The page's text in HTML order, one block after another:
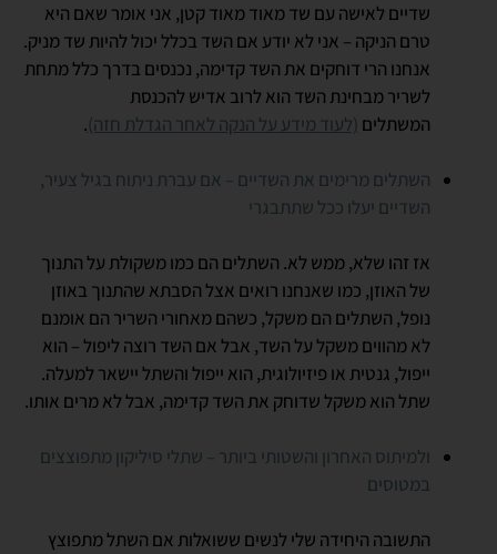
שדיים לאישה עם שד מאוד מאוד קטן, אני אומר שאם היא
טרם הניקה – אני לא יודע אם השד בכלל יכול להיות שד מניק.
אנחנו הרי דוחקים את השד קדימה, נכנסים בדרך כלל מתחת
לשריר מבחינת השד הוא לרוב אדיש להכנסת
המשתלים (לעוד מידע על הנקה לאחר הגדלת חזה).
השתלים מרימים את השדיים – אם עברת ניתוח בגיל צעיר,
השדיים יעלו ככל שתתבגרי
אז זהו שלא, ממש לא. השתלים הם כמו משקולת על התנוך
של האוזן, כמו שאנחנו רואים אצל הסבתא שהתנוך באוזן
נופל, השתלים הם משקל, כשהם מאחורי השריר הם אומנם
לא מהווים משקל על השד, אבל אם השד רוצה ליפול – הוא
ייפול, גנטית או פיזיולוגית, הוא ייפול והשתל יישאר למעלה.
שתל הוא משקל שדוחק את השד קדימה, אבל לא מרים אותו.
ולמיתוס האחרון והשטותי ביותר – שתלי סיליקון מתפוצצים
במטוסים
התשובה היחידה שלי לנשים ששואלות אם השתל מתפוצץ